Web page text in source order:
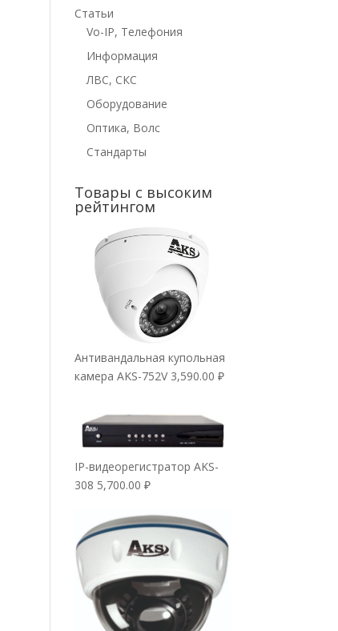
Статьи
Vo-IP, Телефония
Информация
ЛВС, СКС
Оборудование
Оптика, Волс
Стандарты
Товары с высоким
рейтингом
Антивандальная купольная
камера AKS-752V 3,590.00₽
IP-видеорегистратор AKS-
308 5,700.00₽